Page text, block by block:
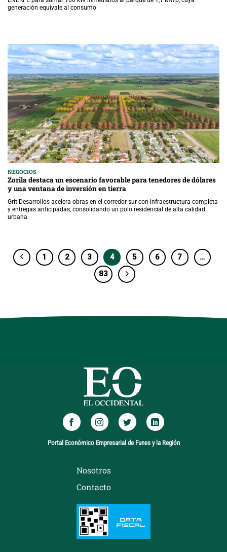
generación equivale al consumo
NEGOCIOS
Zorila destaca un escenario favorable para tenedores de dólares
y una ventana de inversión en tierra
Grit Desarrollos acelera obras en el corredor sur con infraestructura completa
y entregas anticipadas, consolidando un polo residencial de alta calidad
urbana.
1 2 3 4 5 6 7
…
83
Portal Económico Empresarial de Funes y la Región
Nosotros
Contacto